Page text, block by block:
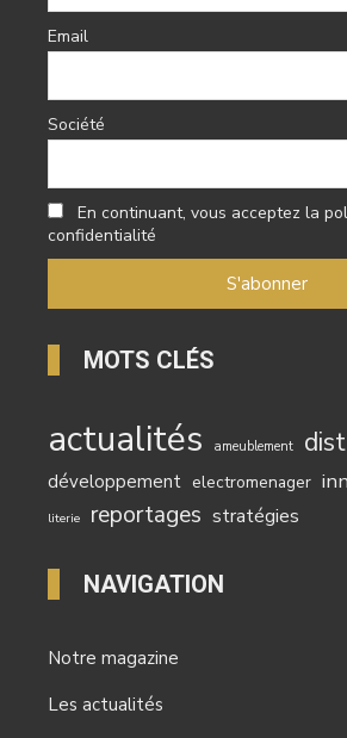
Email
Société
En continuant, vous acceptez la
confidentialité
MOTS CLÉS
actualités ameublement
développement electromenager
literie reportages stratégies
NAVIGATION
Notre magazine
Les actualités